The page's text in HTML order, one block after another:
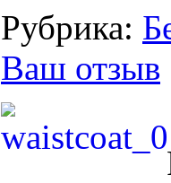
Рубрика:
Ваш отзыв